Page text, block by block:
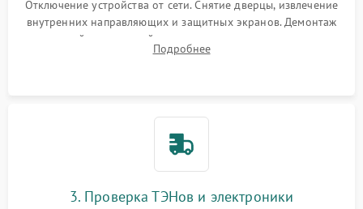
Отключение устройства от сети. Снятие дверцы, извлечение
внутренних направляющих и защитных экранов. Демонтаж
задней или верхней панели для прямого доступа к
нагревательным элементам, плате и вентиляторам.
Подробнее
3. Проверка ТЭНов и электроники